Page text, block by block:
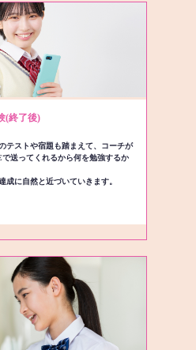
(終了後)
テストや宿題も踏まえて、コーチが
送ってくれるから何を勉強するか
成に自然と近づいていきます。